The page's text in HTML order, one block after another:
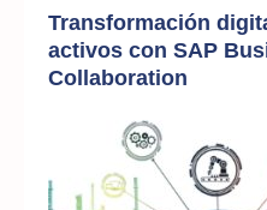
Transformación
activos con SAP
Collaboration